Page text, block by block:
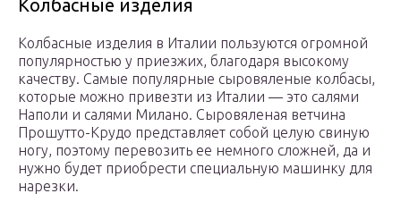
Колбасные изделия
Колбасные изделия в Италии пользуются огромной
популярностью у приезжих, благодаря высокому
качеству. Самые популярные сыровяленые колбасы,
которые можно привезти из Италии — это салями
Наполи и салями Милано. Сыровяленая ветчина
Прошутто-Крудо представляет собой целую свиную
ногу, поэтому перевозить ее немного сложней, да и
нужно будет приобрести специальную машинку для
нарезки.